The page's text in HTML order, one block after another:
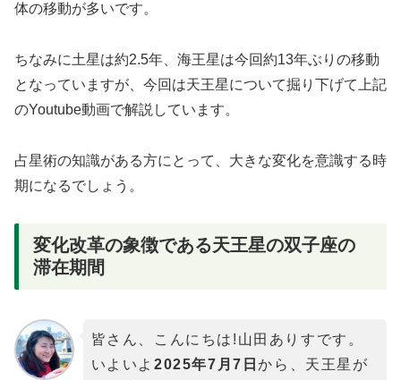
体の移動が多いです。
ちなみに土星は約2.5年、海王星は今回約13年ぶりの移動
となっていますが、今回は天王星について掘り下げて上記
のYoutube動画で解説しています。
占星術の知識がある方にとって、大きな変化を意識する時
期になるでしょう。
変化改革の象徴である天王星の双子座の
滞在期間
皆さん、こんにちは! 山田ありすです。
いよいよ 2025年7月7日から、天王星が